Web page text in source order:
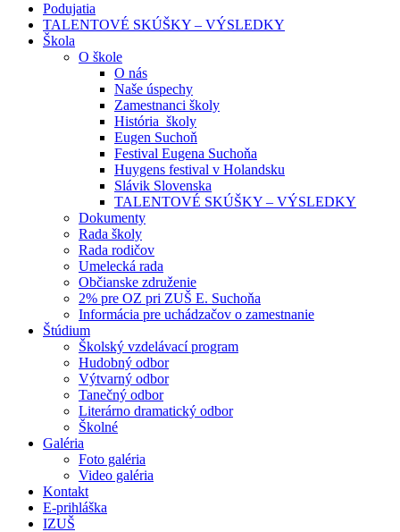
Podujatia
TALENTOVÉ SKÚŠKY – VÝSLEDKY
Škola
O škole
O nás
Naše úspechy
Zamestnanci školy
História školy
Eugen Suchoň
Festival Eugena Suchoňa
Huygens festival v Holandsku
Slávik Slovenska
TALENTOVÉ SKÚŠKY – VÝSLEDKY
Dokumenty
Rada školy
Rada rodičov
Umelecká rada
Občianske združenie
2% pre OZ pri ZUŠ E. Suchoňa
Informácia pre uchádzačov o zamestnanie
Štúdium
Školský vzdelávací program
Hudobný odbor
Výtvarný odbor
Tanečný odbor
Literárno dramatický odbor
Školné
Galéria
Foto galéria
Video galéria
Kontakt
E-prihláška
IZUŠ